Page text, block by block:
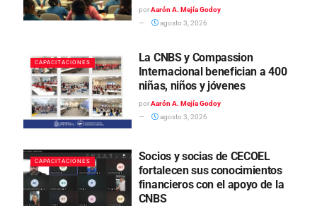
por Aarón A. Mejía Godoy
agosto 3, 2026
CAPACITACIONES
La CNBS y Compassion
Internacional benefician a 400
niñas, niños y jóvenes
por Aarón A. Mejía Godoy
agosto 3, 2026
CAPACITACIONES
Socios y socias de CECOEL
fortalecen sus conocimientos
financieros con el apoyo de la
CNBS